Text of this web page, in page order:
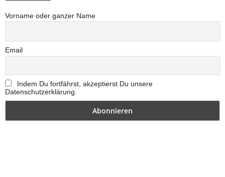
Vorname oder ganzer Name
Email
Indem Du fortfährst, akzeptierst Du unsere
Datenschutzerklärung.